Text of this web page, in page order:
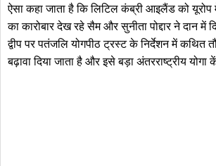
ऐसा कहा जाता है कि लिटिल कंब्री आइलैंड को यूरोप
का कारोबार देख रहे सैम और सुनीता पोद्दार ने दान में
द्वीप पर पतंजलि योगपीठ ट्रस्ट के निर्देशन में कथित
बढ़ावा दिया जाता है और इसे बड़ा अंतरराष्ट्रीय योगा